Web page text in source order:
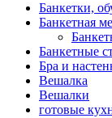
Банкетки,
Банкетная
Банкетные
Бра и
Вешалка
Вешалки
готовые